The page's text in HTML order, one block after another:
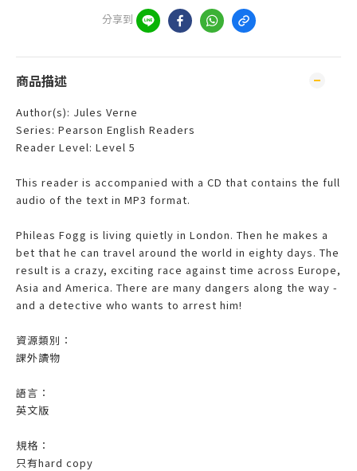
分享到
商品描述
Author(s): Jules Verne
Series: Pearson English Readers
Reader Level: Level 5
This reader is accompanied with a CD that contains the full
audio of the text in MP3 format.
Phileas Fogg is living quietly in London. Then he makes a
bet that he can travel around the world in eighty days. The
result is a crazy, exciting race against time across Europe,
Asia and America. There are many dangers along the way -
and a detective who wants to arrest him!
資源類別：
課外讀物
語言：
英文版
規格：
只有hard copy